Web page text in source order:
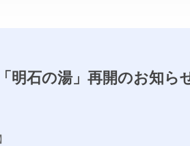
「明石の湯」再開のお知ら